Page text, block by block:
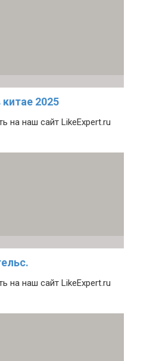
2025
на наш сайт LikeExpert.ru
на наш сайт LikeExpert.ru